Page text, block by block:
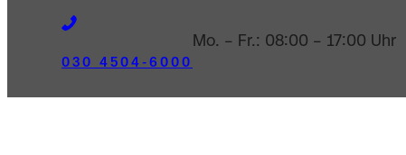
030 4504-6000
Mo. – Fr.: 08:00 – 17:00 Uhr